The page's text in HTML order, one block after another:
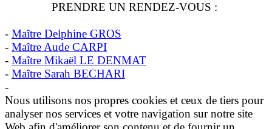
PRENDRE UN RENDEZ-VOUS :
- Maître Delphine GROS
- Maître Aude CARPI
- Maître Mikaël LE DENMAT
- Maître Sarah BECHARI
-
Nous utilisons nos propres cookies et ceux de tiers pour
analyser nos services et votre navigation sur notre site